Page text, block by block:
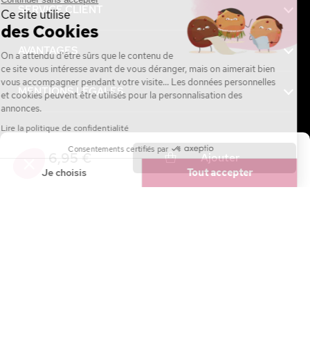
6,95 € Ajouter
SERVICE CLIENT
AVANTAGES
MENTIONS LÉGALES
Achetez maintenant, payez plus tard avec
Ce site utilise
des Cookies
On a attendu d'être sûrs que le contenu de
ce site vous intéresse avant de vous déranger, mais on aimerait bien
vous accompagner pendant votre visite... Les données personnelles
et cookies peuvent être utilisés pour la personnalisation des
annonces.
Lire la politique de confidentialité
Consentements certifiés par
Je choisis Tout accepter